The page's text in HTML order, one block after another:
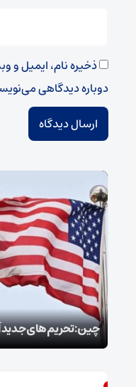
ذخیره نام، ایمیل و
دوباره دیدگاهی
چین: تحریم‌های جدید